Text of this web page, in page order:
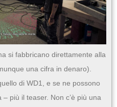
si fabbricano direttamente alla
una cifra in denaro).
di WD1, e se ne possono
più il teaser. Non c’è più una